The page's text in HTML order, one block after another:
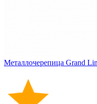
Металлочерепица Grand